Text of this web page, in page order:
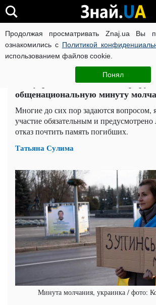
Продолжая просматривать Znaj.ua Вы
ознакомились с Политикой
использованием файлов cookie.
Понял
ВОЙНА РОССИИ ПРОТИВ УКРАИНЫ
Общество
Что угрожает тем, кто игнорирует
общенациональную минуту
Многие до сих пор задаются вопросом,
участие обязательным и предусмотрено
отказ почтить память погибших.
Татьяна Сулима
Минута молчания, украинка / фото: